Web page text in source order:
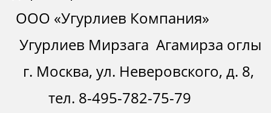
ООО «Угурлиев Компания»
Угурлиев Мирзага Агамирза оглы
г. Москва, ул. Неверовского, д. 8,
тел. 8-495-782-75-79